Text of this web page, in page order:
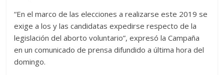
“En el marco de las elecciones a realizarse este 2019 se
exige a los y las candidatas expedirse respecto de la
legislación del aborto voluntario”, expresó la Campaña
en un comunicado de prensa difundido a última hora del
domingo.